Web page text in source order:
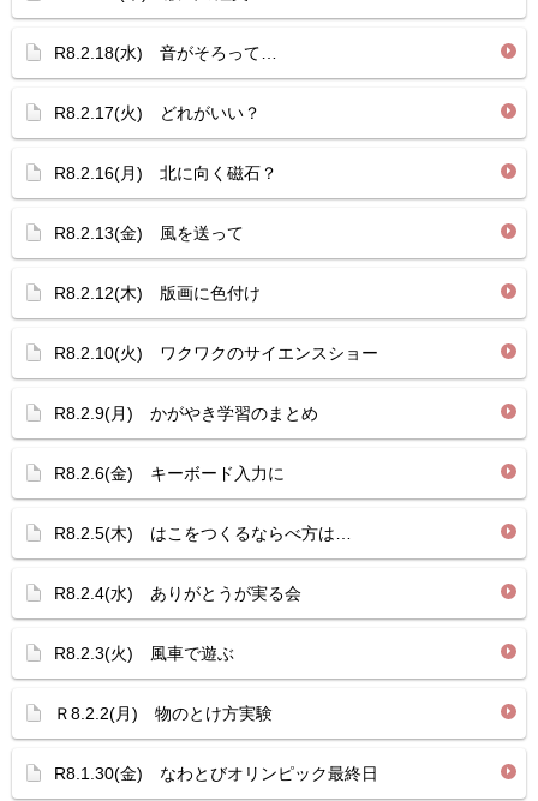
R8.2.18(水) 音がそろって…
R8.2.17(火) どれがいい？
R8.2.16(月) 北に向く磁石？
R8.2.13(金) 風を送って
R8.2.12(木) 版画に色付け
R8.2.10(火) ワクワクのサイエンスショー
R8.2.9(月) かがやき学習のまとめ
R8.2.6(金) キーボード入力に
R8.2.5(木) はこをつくるならべ方は…
R8.2.4(水) ありがとうが実る会
R8.2.3(火) 風車で遊ぶ
Ｒ8.2.2(月) 物のとけ方実験
R8.1.30(金) なわとびオリンピック最終日